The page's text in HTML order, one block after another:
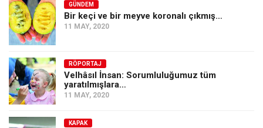
GÜNDEM
Bir keçi ve bir meyve koronalı çıkmış…
11 MAY, 2020
RÖPORTAJ
Velhâsıl İnsan: Sorumluluğumuz tüm
yaratılmışlara…
11 MAY, 2020
KAPAK